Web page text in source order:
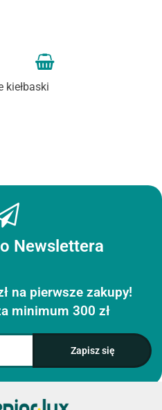
kiełbaski
Newslettera
na pierwsze zakupy!
minimum 300 zł